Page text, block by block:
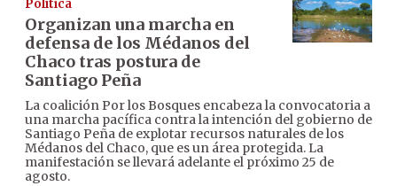
Política
Organizan una marcha en
defensa de los Médanos del
Chaco tras postura de
Santiago Peña
La coalición Por los Bosques encabeza la convocatoria a
una marcha pacífica contra la intención del gobierno de
Santiago Peña de explotar recursos naturales de los
Médanos del Chaco, que es un área protegida. La
manifestación se llevará adelante el próximo 25 de
agosto.